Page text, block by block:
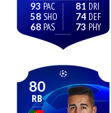
93
58
68
81
74
73
80
RB